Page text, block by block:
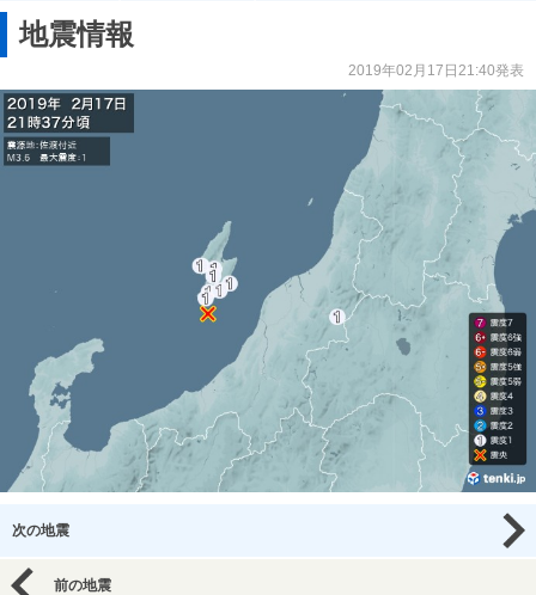
地震情報
2019年02月17日21:40発表
次の地震
前の地震